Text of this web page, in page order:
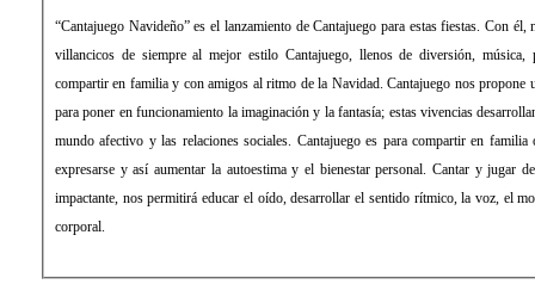
“Cantajuego Navideño” es el lanzamiento de Cantajuego para estas fiestas. Con
villancicos de siempre al mejor estilo Cantajuego, llenos de diversión, música,
compartir en familia y con amigos al ritmo de la Navidad. Cantajuego nos propone
para poner en funcionamiento la imaginación y la fantasía; estas vivencias
mundo afectivo y las relaciones sociales. Cantajuego es para compartir en
expresarse y así aumentar la autoestima y el bienestar personal. Cantar y jugar
impactante, nos permitirá educar el oído, desarrollar el sentido rítmico, la voz, el
corporal.